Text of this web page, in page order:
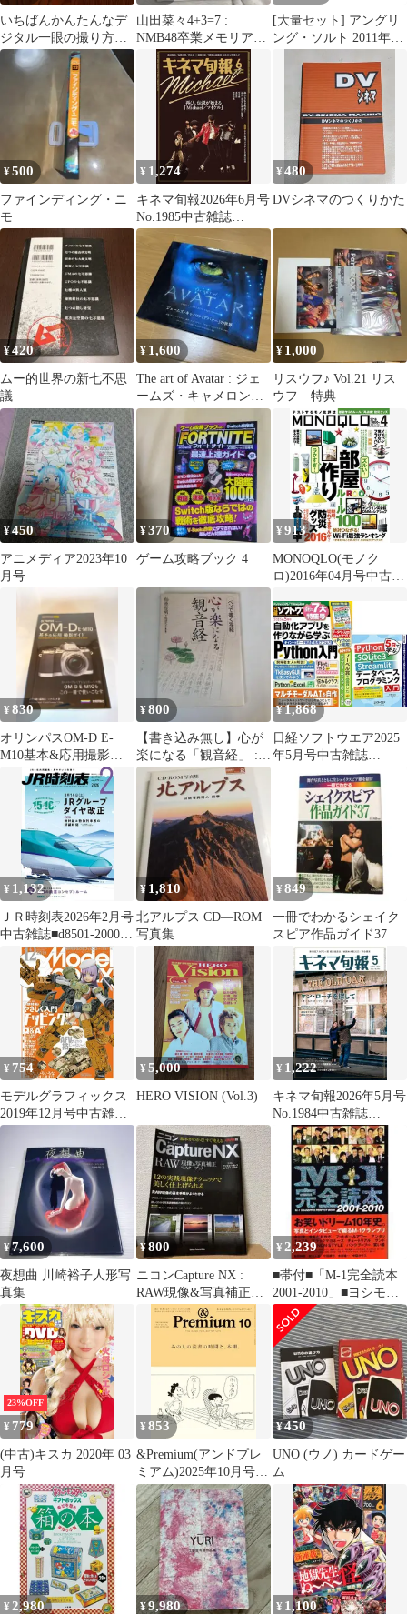
いちばんかんたんなデ
ジタル一眼の撮り方手
帖
山田菜々4+3=7 :
NMB48卒業メモリア
ル・フォトブック
[大量セット] アングリ
ング・ソルト 2011年3
冊3冊 計82冊 付録
DVD70点
¥500
ファインディング・ニ
モ
¥ 1,274
キネマ旬報2026年6月号
No.1985中古雑誌
■d8559-10021-A-02-4
¥480
DVシネマのつくりかた
¥420
ムー的世界の新七不思
議
¥ 1,600
The art of Avatar : ジェ
ームズ・キャメロン
『アバター』の世界
¥ 1,000
リスウフ♪ Vol.21 リス
ウフ 特典
¥450
アニメディア2023年10
月号
¥370
ゲーム攻略ブック 4
¥913
MONOQLO(モノク
ロ)2016年04月号中古雑
¥830
オリンパスOM-D E-
M10基本&応用撮影ガ
¥800
【書き込み無し】心が
楽になる「観音経」 :
ペンで書く写経
¥1,868
日経ソフトウエア2025
年5月号中古雑誌
■d8558-20077-I-01-2
¥ 1,132
ＪＲ時刻表2026年2月号
中古雑誌■d8501-20002-
B-04-6
¥ 1,810
北アルプス CD―ROM
写真集
¥ 849
一冊でわかるシェイク
スピア作品ガイド37
¥ 754
モデルグラフィックス
2019年12月号中古雑誌
■d8512-10022-I-01-1
¥5,000
HERO VISION (Vol.3)
¥ 1,222
キネマ旬報2026年5月号
No.1984中古雑誌
■d8559-10004-A-05-4
¥7,600
夜想曲 川崎裕子人形写
真集
¥800
ニコンCapture NX :
RAW現像&写真補正マ
スターブック : ニコ
ン…
¥ 2,239
■帯付■「M-1完全読本
2001-2010」■ヨシモト
ブックス■※漫才・お笑
い■
23%OFF
¥ 779
(中古)キスカ 2020年 03
月号
¥853
&Premium(アンドプレ
ミアム)2025年10月号
[あの人の読書の時間
と、本棚。]中古雑誌
■d8556-20014-J-01-2
¥450
UNO (ウノ) カードゲー
ム
¥ 2,980 ¥9,980 ¥ 1,100